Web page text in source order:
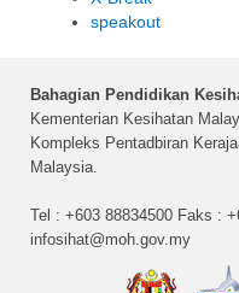
speakout
Bahagian Pendidikan
Kementerian Kesihatan
Kompleks Pentadbiran
Malaysia.
Tel : +603 88834500 Faks :
infosihat@moh.gov.my